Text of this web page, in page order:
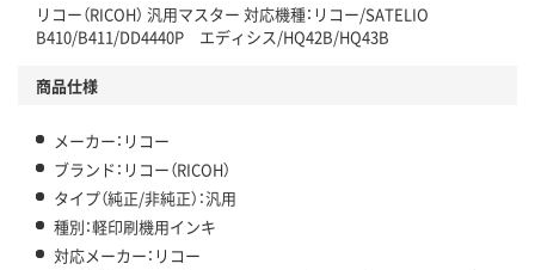
リコー（RICOH） 汎用マスター 対応機種：リコー/SATELIO
B410/B411/DD4440P エディシス/HQ42B/HQ43B
商品仕様
メーカー：リコー
ブランド：リコー（RICOH）
タイプ（純正/非純正）：汎用
種別：軽印刷機用インキ
対応メーカー：リコー